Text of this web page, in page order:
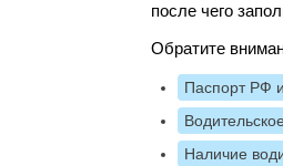
после чего
Обратите
Паспорт РФ
Наличие